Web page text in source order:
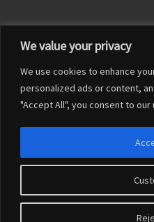
We value your privacy
We use cookies to enhance
personalized ads or content,
"Accept All", you consent to
Facebook
LinkedIn
Francesco